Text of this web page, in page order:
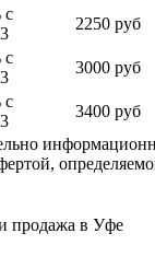
с
2250 руб
с
3000 руб
с
3400 руб
продажа в Уфе